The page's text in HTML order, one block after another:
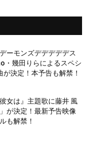
ーモンズデデデデデス
・幾田りらによるスペシ
決定！本予告も解禁！
女は』主題歌に藤井 風
が決定！最新予告映像
も解禁！